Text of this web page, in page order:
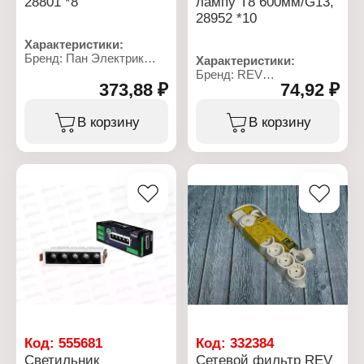
Характеристики:
Бренд: Пан Электрик
Тип товара: Светильник
Модель: НПБ
Мощность светильника:
Размер: 208х150х100 мм
Тип питания: от сети
Климатическое
исполнение: УХЛ4
Степень защиты: IP54
Форма: полукруг
лампы
373,88 ₽
В корзину
28952 *10
Характеристики:
Бренд: REV
Артикул: 28952 4
Тип товара: Светильник
Модель: SPO
Мощность: 10 Вт
Степень защиты: IP20
Напряжение: 220 В
Длина: 600 мм
Цвет: белый
Материал: пластик,
металл
Форма: прямоугольный
Способ монтажа:
накладной
74,92 ₽
В корзину
Код: 555681
Светильник
Код:332384
Сетевой фильтр REV